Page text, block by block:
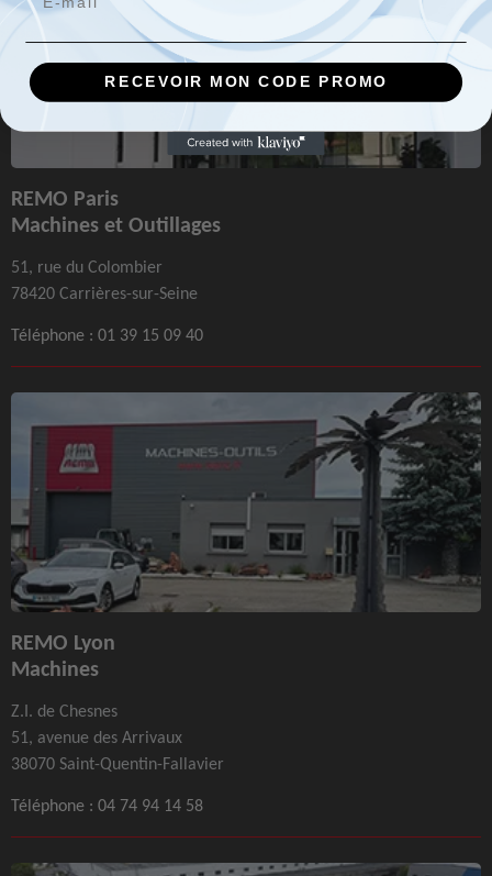
REMO Paris
Machines et Outillages
51, rue du Colombier
78420 Carrières-sur-Seine
Téléphone : 01 39 15 09 40
REMO Lyon
Machines
Z.I. de Chesnes
51, avenue des Arrivaux
38070 Saint-Quentin-Fallavier
Téléphone : 04 74 94 14 58
RECEVOIR MON CODE PROMO